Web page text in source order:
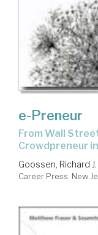
e-Preneur
from Wall Street to Wiki: succeeding as a
Crowdpreneur
Goossen, Richard J.
Career Press. New